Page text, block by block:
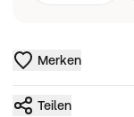
Merken
Teilen